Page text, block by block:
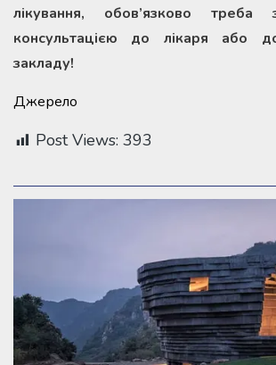
лікування, обов’язково треба
консультацією до лікаря або
закладу!
Джерело
Post Views: 393